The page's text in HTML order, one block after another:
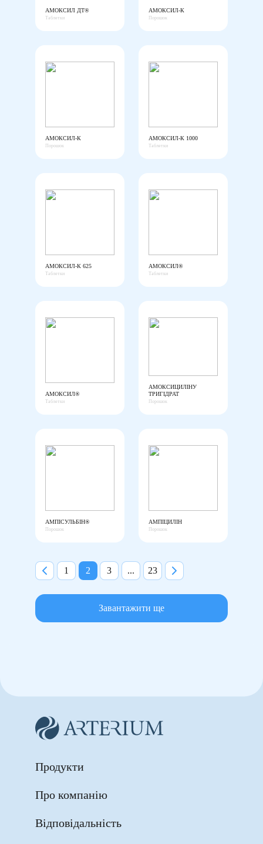
АМОКСИЛ ДТ®
Таблетки
АМОКСИЛ-К
Порошок
АМОКСИЛ-К
Порошок
АМОКСИЛ-К 1000
Таблетки
АМОКСИЛ-К 625
Таблетки
АМОКСИЛ®
Таблетки
АМОКСИЛ®
Таблетки
АМОКСИЦИЛІНУ
ТРИГІДРАТ
Порошок
АМПІСУЛЬБІН®
Порошок
АМПІЦИЛІН
Порошок
1 2 3 ... 23
Завантажити ще
Продукти
Про компанію
Відповідальність